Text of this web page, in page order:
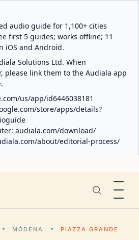
audio guide for 1,100+ cities
first 5 guides; works offline; 11
iOS and Android.
Solutions Ltd. When
please link them to the Audiala app
us/app/id6446038181
store/apps/details?
audiala.com/download/
about/editorial-process/
MÓDENA PIAZZA GRANDE